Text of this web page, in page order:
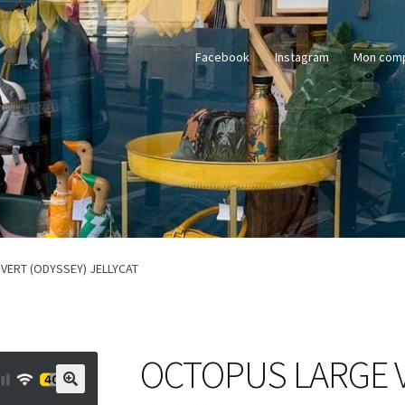
Facebook Instagram Mon
(ODYSSEY) JELLYCAT
OCTOPUS LARGE